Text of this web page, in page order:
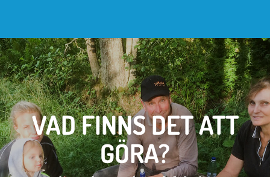
VAD FINNS DET ATT
GÖRA?